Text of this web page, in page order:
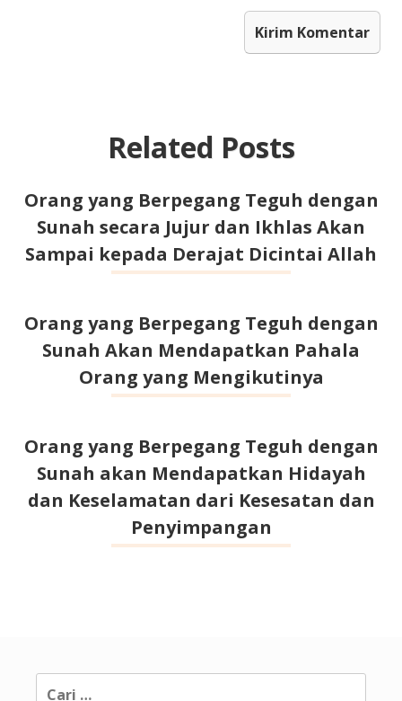
Related Posts
Orang yang Berpegang Teguh dengan
Sunah secara Jujur dan Ikhlas Akan
Sampai kepada Derajat Dicintai Allah
Orang yang Berpegang Teguh dengan
Sunah Akan Mendapatkan Pahala
Orang yang Mengikutinya
Orang yang Berpegang Teguh dengan
Sunah akan Mendapatkan Hidayah
dan Keselamatan dari Kesesatan dan
Penyimpangan
Cari